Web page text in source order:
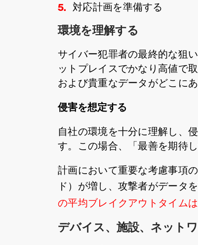
対応計画を準備する
環境を理解する
サイバー犯罪者の最終的な狙
ットプレイスでかなり高値で
および貴重なデータがどこに
侵害を想定する
自社の環境を十分に理解し、
す。この場合、「最善を期待
計画において重要な考慮事項
ド）が増し、攻撃者がデータ
の平均ブレイクアウトタイム
デバイス、施設、ネット